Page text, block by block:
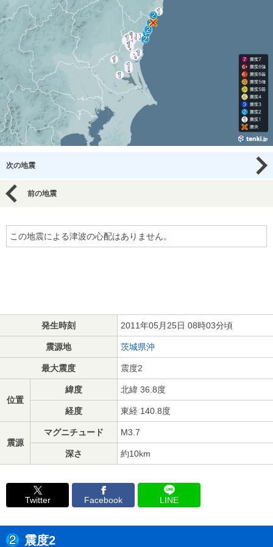
次の地震
前の地震
この地震による津波の心配はありません。
発生時刻 2011年05月25日 08時03分頃
震源地 茨城県沖
最大震度 震度2
位置
緯度 北緯 36.8度
経度 東経 140.8度
震源
マグニチュード M3.7
深さ 約10km
Twitter Facebook LINE
震度2